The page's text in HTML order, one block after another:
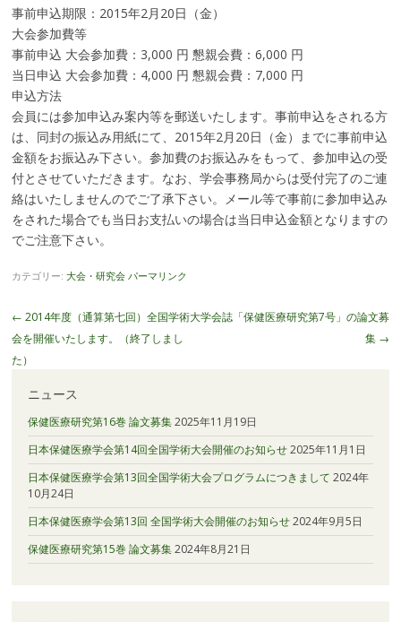
事前申込期限：2015年2月20日（金）
大会参加費等
事前申込 大会参加費：3,000 円 懇親会費：6,000 円
当日申込 大会参加費：4,000 円 懇親会費：7,000 円
申込方法
会員には参加申込み案内等を郵送いたします。事前申込をされる方
は、同封の振込み用紙にて、2015年2月20日（金）までに事前申込
金額をお振込み下さい。参加費のお振込みをもって、参加申込の受
付とさせていただきます。なお、学会事務局からは受付完了のご連
絡はいたしませんのでご了承下さい。メール等で事前に参加申込み
をされた場合でも当日お支払いの場合は当日申込金額となりますの
でご注意下さい。
カテゴリー: 大会・研究会 パーマリンク
投
稿
ナ
← 2014年度（通算第七回）全国学術大
会を開催いたします。（終了しまし
た）
学会誌「保健医療研究第7号」の論文募
集 →
ニュース
保健医療研究第16巻 論文募集2025年11月19日
日本保健医療学会第14回全国学術大会開催のお知らせ2025年11月1日
日本保健医療学会第13回全国学術大会プログラムにつきまして 2024年
10月24日
日本保健医療学会第13回 全国学術大会開催のお知らせ2024年9月5日
保健医療研究第15巻 論文募集2024年8月21日